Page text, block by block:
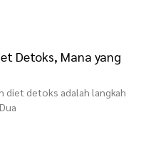
Detoks, Mana yang
diet detoks adalah langkah